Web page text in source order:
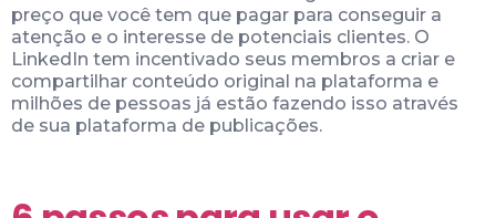
preço que você tem que pagar para conseguir a
atenção e o interesse de potenciais clientes. O
LinkedIn tem incentivado seus membros a criar e
compartilhar conteúdo original na plataforma e
milhões de pessoas já estão fazendo isso através
de sua plataforma de publicações.